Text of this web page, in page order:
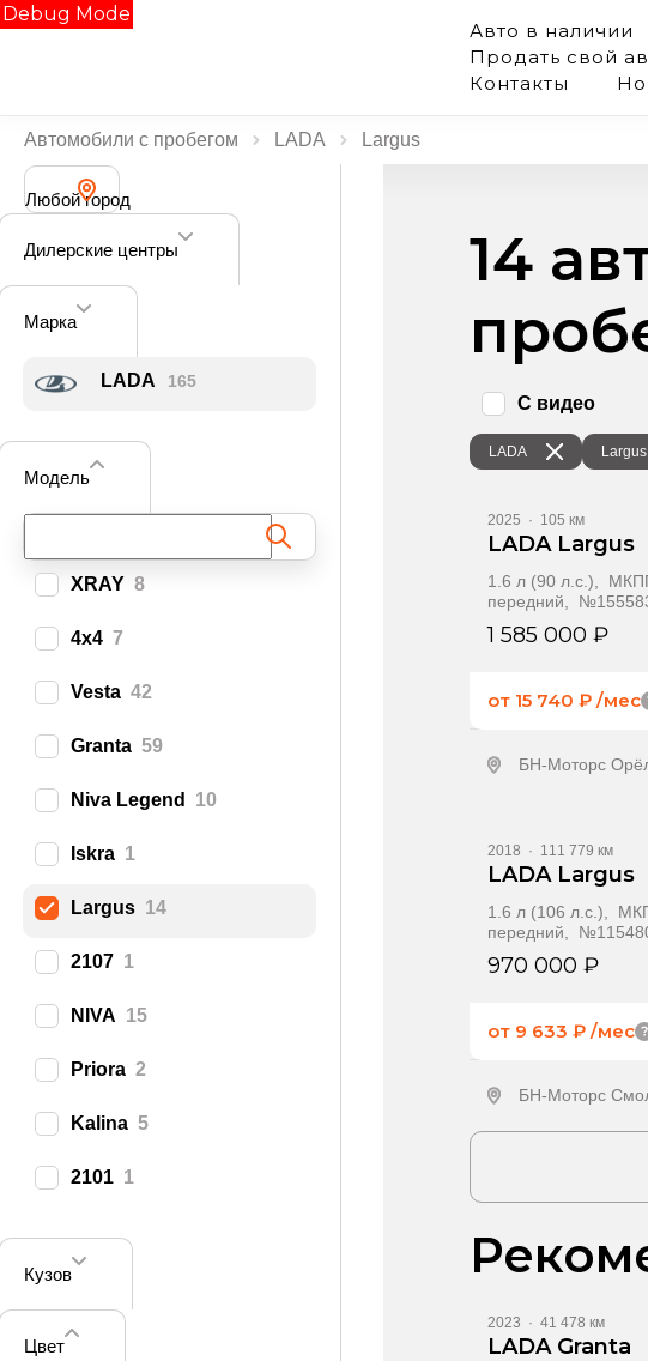
Debug Mode
Авто в наличии
Продать свой
Контакты
Автомобили с пробегом LADA Largus
Любой город
Дилерские центры
Марка
LADA 165
Модель
XRAY 8
4x4 7
Vesta 42
Granta 59
Niva Legend 10
Iskra 1
Largus 14
2107 1
NIVA 15
Priora 2
Kalina 5
2101 1
Кузов
Цвет
14
LADA Largus
С видео
2025 · 105 км
LADA Largus
1.6 л (90 л.с.),
передний,
1 585 000 ₽
от 15 740 ₽ /мес
БН-Моторс
2018 · 111 779 км
LADA Largus
1.6 л (106 л.с.),
передний,
970 000 ₽
от 9 633 ₽ /мес
БН-Моторс
2023 · 41 478 км
LADA Granta